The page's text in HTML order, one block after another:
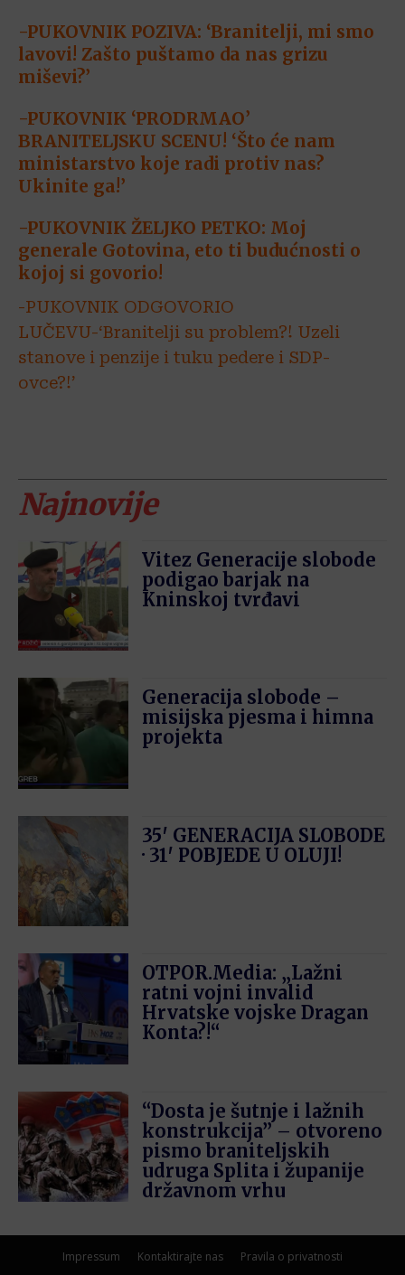
-PUKOVNIK POZIVA: ‘Branitelji, mi smo
lavovi! Zašto puštamo da nas grizu
miševi?’
-PUKOVNIK ‘PRODRMAO’
BRANITELJSKU SCENU! ‘Što će nam
ministarstvo koje radi protiv nas?
Ukinite ga!’
-PUKOVNIK ŽELJKO PETKO: Moj
generale Gotovina, eto ti budućnosti o
kojoj si govorio!
-PUKOVNIK ODGOVORIO
LUČEVU-‘Branitelji su problem?! Uzeli
stanove i penzije i tuku pedere i SDP-
ovce?!’
Najnovije
Vitez Generacije slobode
podigao barjak na
Kninskoj tvrđavi
Generacija slobode –
misijska pjesma i himna
projekta
35′ GENERACIJA SLOBODE
· 31′ POBJEDE U OLUJI!
OTPOR.Media: „Lažni
ratni vojni invalid
Hrvatske vojske Dragan
Konta?!“
“Dosta je šutnje i lažnih
konstrukcija” – otvoreno
pismo braniteljskih
udruga Splita i županije
državnom vrhu
Impressum Kontaktirajte nas Pravila o privatnosti